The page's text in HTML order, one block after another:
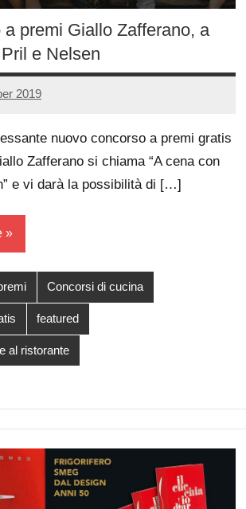
a premi Giallo Zafferano, a
e Nelsen
2019
nuovo concorso a premi gratis
Zafferano si chiama “A cena con
e vi darà la possibilità di […]
Concorsi di cucina
featured
al ristorante